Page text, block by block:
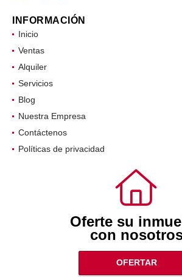
INFORMACIÓN
Inicio
Ventas
Alquiler
Servicios
Blog
Nuestra Empresa
Contáctenos
Políticas de privacidad
Oferte su
con
OFERTAR